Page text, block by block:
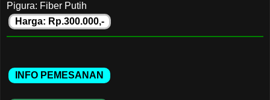
Pigura: Fiber Putih
Harga: Rp.300.000,-
INFO PEMESANAN